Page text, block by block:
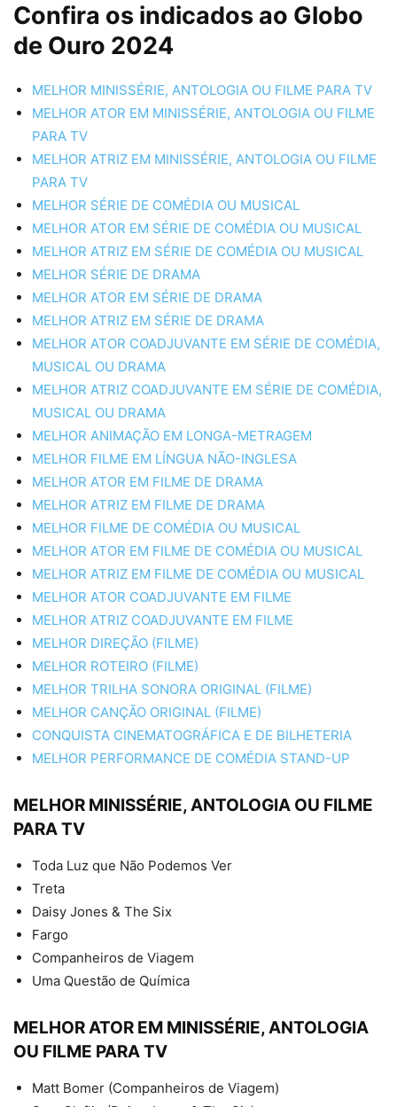
Confira os indicados ao Globo
de Ouro 2024
MELHOR MINISSÉRIE, ANTOLOGIA OU FILME PARA TV
MELHOR ATOR EM MINISSÉRIE, ANTOLOGIA OU FILME
PARA TV
MELHOR ATRIZ EM MINISSÉRIE, ANTOLOGIA OU FILME
PARA TV
MELHOR SÉRIE DE COMÉDIA OU MUSICAL
MELHOR ATOR EM SÉRIE DE COMÉDIA OU MUSICAL
MELHOR ATRIZ EM SÉRIE DE COMÉDIA OU MUSICAL
MELHOR SÉRIE DE DRAMA
MELHOR ATOR EM SÉRIE DE DRAMA
MELHOR ATRIZ EM SÉRIE DE DRAMA
MELHOR ATOR COADJUVANTE EM SÉRIE DE COMÉDIA,
MUSICAL OU DRAMA
MELHOR ATRIZ COADJUVANTE EM SÉRIE DE COMÉDIA,
MUSICAL OU DRAMA
MELHOR ANIMAÇÃO EM LONGA-METRAGEM
MELHOR FILME EM LÍNGUA NÃO-INGLESA
MELHOR ATOR EM FILME DE DRAMA
MELHOR ATRIZ EM FILME DE DRAMA
MELHOR FILME DE COMÉDIA OU MUSICAL
MELHOR ATOR EM FILME DE COMÉDIA OU MUSICAL
MELHOR ATRIZ EM FILME DE COMÉDIA OU MUSICAL
MELHOR ATOR COADJUVANTE EM FILME
MELHOR ATRIZ COADJUVANTE EM FILME
MELHOR DIREÇÃO (FILME)
MELHOR ROTEIRO (FILME)
MELHOR TRILHA SONORA ORIGINAL (FILME)
MELHOR CANÇÃO ORIGINAL (FILME)
CONQUISTA CINEMATOGRÁFICA E DE BILHETERIA
MELHOR PERFORMANCE DE COMÉDIA STAND-UP
MELHOR MINISSÉRIE, ANTOLOGIA OU FILME
PARA TV
Toda Luz que Não Podemos Ver
Treta
Daisy Jones & The Six
Fargo
Companheiros de Viagem
Uma Questão de Química
MELHOR ATOR EM MINISSÉRIE, ANTOLOGIA
OU FILME PARA TV
Matt Bomer (Companheiros de Viagem)